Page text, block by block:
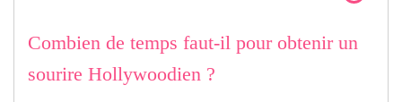
Combien de temps faut-il pour obtenir un
sourire Hollywoodien ?